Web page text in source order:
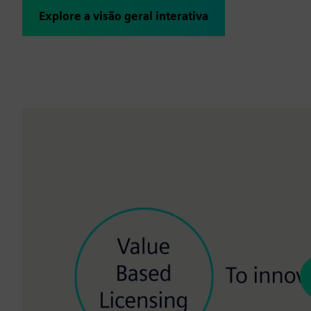
Explore a visão geral interativa